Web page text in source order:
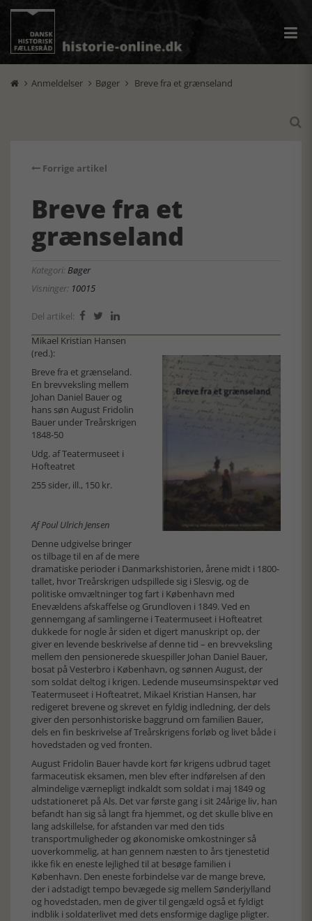
 Anmeldelser  Bøger  Breve fra et grænseland

Forrige artikel
Breve fra et
grænseland
Kategori:Bøger
Visninger: 10015
Del artikel:   
Mikael Kristian Hansen
(red.):
Breve fra et grænseland.
En brevveksling mellem
Johan Daniel Bauer og
hans søn August Fridolin
Bauer under Treårskrigen
1848-50
Udg. af Teatermuseet i
Hofteatret
255 sider, ill., 150 kr.
Af Poul Ulrich Jensen
Denne udgivelse bringer
os tilbage til en af de mere
dramatiske perioder i Danmarkshistorien, årene midt i 1800-
tallet, hvor Treårskrigen udspillede sig i Slesvig, og de
politiske omvæltninger tog fart i København med
Enevældens afskaffelse og Grundloven i 1849. Ved en
gennemgang af samlingerne i Teatermuseet i Hofteatret
dukkede for nogle år siden et digert manuskript op, der
giver en levende beskrivelse af denne tid – en brevveksling
mellem den pensionerede skuespiller Johan Daniel Bauer,
bosat på Vesterbro i København, og sønnen August, der
som soldat deltog i krigen. Ledende museumsinspektør ved
Teatermuseet i Hofteatret, Mikael Kristian Hansen, har
redigeret brevene og skrevet en fyldig indledning, der dels
giver den personhistoriske baggrund om familien Bauer,
dels en fin beskrivelse af Treårskrigens forløb og livet både i
hovedstaden og ved fronten.
August Fridolin Bauer havde kort før krigens udbrud taget
farmaceutisk eksamen, men blev efter indførelsen af den
almindelige værnepligt indkaldt som soldat i maj 1849 og
udstationeret på Als. Det var første gang i sit 24årige liv, han
befandt han sig så langt fra hjemmet, og det skulle blive en
lang adskillelse, for afstanden var med den tids
transportmuligheder og økonomiske omkostninger så
uoverkommelig, at han gennem næsten to års tjenestetid
ikke fik en eneste lejlighed til at besøge familien i
København. Den eneste forbindelse var de mange breve,
der i adstadigt tempo bevægede sig mellem Sønderjylland
og hovedstaden, men de giver til gengæld også et fyldigt
indblik i soldaterlivet med dets ensformige daglige pligter.